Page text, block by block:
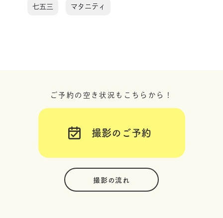
七五三 マタニティ
ご予約の空き状況もこちらから！
撮影のご予約
撮影の流れ